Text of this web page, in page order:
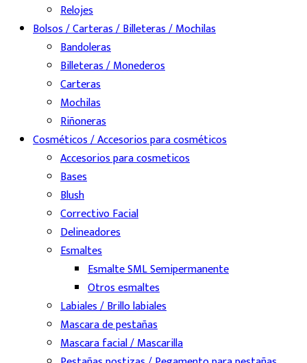
Relojes
Bolsos / Carteras / Billeteras / Mochilas
Bandoleras
Billeteras / Monederos
Carteras
Mochilas
Riñoneras
Cosméticos / Accesorios para cosméticos
Accesorios para cosmeticos
Bases
Blush
Correctivo Facial
Delineadores
Esmaltes
Esmalte SML Semipermanente
Otros esmaltes
Labiales / Brillo labiales
Mascara de pestañas
Mascara facial / Mascarilla